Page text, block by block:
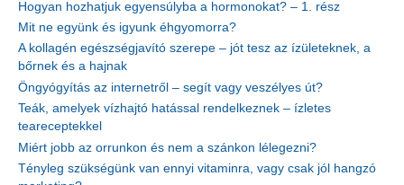
Hogyan hozhatjuk egyensúlyba a hormonokat? – 1. rész
Mit ne együnk és igyunk éhgyomorra?
A kollagén egészségjavító szerepe – jót tesz az ízületeknek, a
bőrnek és a hajnak
Öngyógyítás az internetről – segít vagy veszélyes út?
Teák, amelyek vízhajtó hatással rendelkeznek – ízletes
teareceptekkel
Miért jobb az orrunkon és nem a szánkon lélegezni?
Tényleg szükségünk van ennyi vitaminra, vagy csak jól hangzó